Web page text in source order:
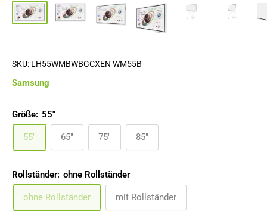
SKU: LH55WMBWBGCXEN WM55B
Samsung
Größe: 55"
55" 65" 75" 85"
Rollständer: ohne Rollständer
ohne Rollständer mit Rollständer